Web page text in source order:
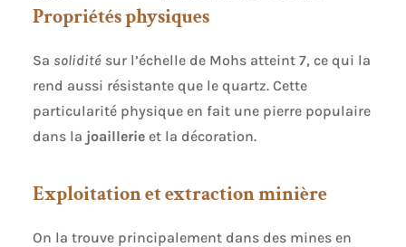
Propriétés physiques
Sa soliditésur l’échelle de Mohs atteint 7, ce qui la
rend aussi résistante que le quartz. Cette
particularité physique en fait une pierre populaire
dans la joaillerieet la décoration.
Exploitation et extraction minière
On la trouve principalement dans des mines en